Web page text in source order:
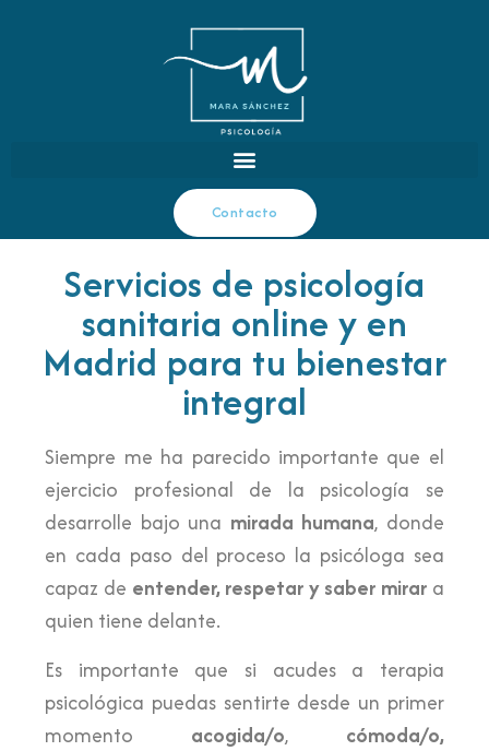
Contacto
Servicios de psicología
sanitaria online y en
Madrid para tu bienestar
integral
Siempre me ha parecido importante que el
ejercicio profesional de la psicología se
desarrolle bajo una mirada humana, donde
en cada paso del proceso la psicóloga sea
capaz de entender, respetar y saber mirara
quien tiene delante.
Es importante que si acudes a terapia
psicológica puedas sentirte desde un primer
momento acogida/o, cómoda/o,